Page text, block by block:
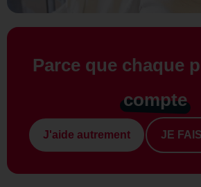
Parce que chaque
compte
J'aide autrement JE